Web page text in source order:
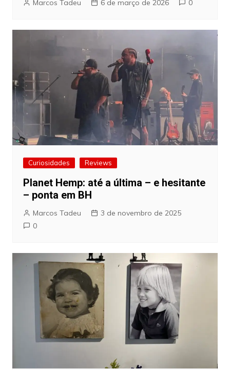
Marcos Tadeu 6 de março de 2026 0
Curiosidades Reviews
Planet Hemp: até a última – e hesitante
– ponta em BH
Marcos Tadeu
3 de novembro de 2025
0